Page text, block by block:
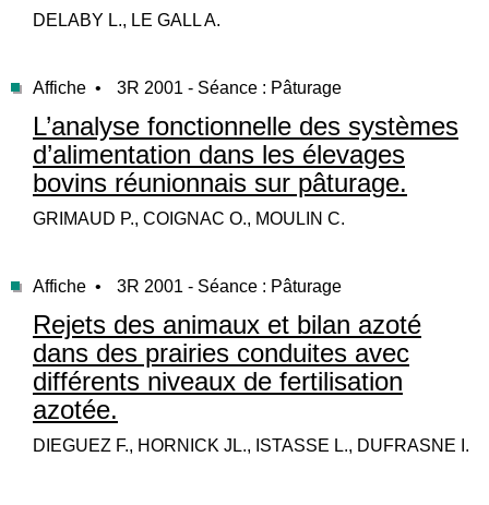
DELABY L., LE GALL A.
Affiche • 3R 2001 - Séance : Pâturage
L’analyse fonctionnelle des systèmes
d’alimentation dans les élevages
bovins réunionnais sur pâturage.
GRIMAUD P., COIGNAC O., MOULIN C.
Affiche • 3R 2001 - Séance : Pâturage
Rejets des animaux et bilan azoté
dans des prairies conduites avec
différents niveaux de fertilisation
azotée.
DIEGUEZ F., HORNICK JL., ISTASSE L., DUFRASNE I.